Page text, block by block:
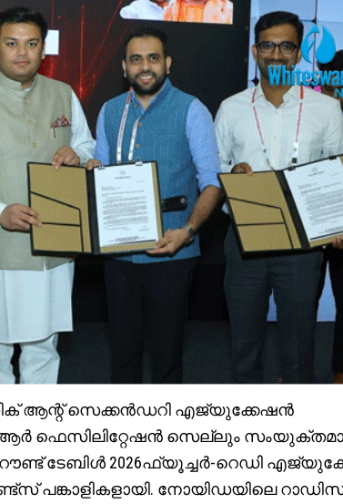
ആന്റ് സെക്കന്‍ഡറി എജ്യുക്കേഷന്‍
ഫെസിലിറ്റേഷന്‍ സെല്ലും
ടേബിള്‍ 2026ഫ്യൂച്ചര്‍-റെഡി
പങ്കാളികളായി. നോയിഡയിലെ